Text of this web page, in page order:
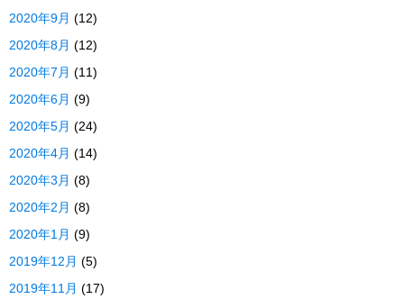
2020年9月 (12)
2020年8月 (12)
2020年7月 (11)
2020年6月 (9)
2020年5月 (24)
2020年4月 (14)
2020年3月 (8)
2020年2月 (8)
2020年1月 (9)
2019年12月 (5)
2019年11月 (17)